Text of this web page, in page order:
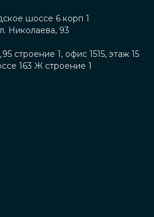
шоссе 6 корп 1
Николаева, 93
строение 1, офис 1515, этаж 15
163 Ж строение 1